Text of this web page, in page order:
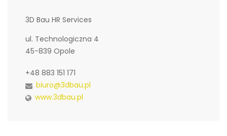
3D Bau HR Services
ul. Technologiczna 4
45-839 Opole
+48 883 151 171
biuro@3dbau.pl
www.3dbau.pl